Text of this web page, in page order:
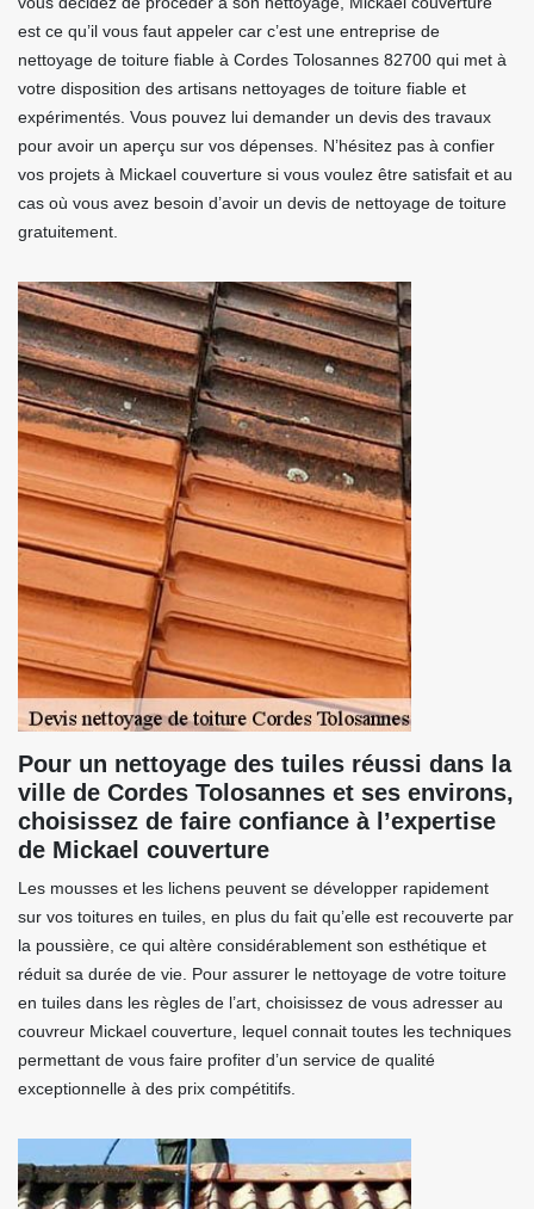
est ce qu’il vous faut appeler car c’est une entreprise de
nettoyage de toiture fiable à Cordes Tolosannes 82700 qui met à
votre disposition des artisans nettoyages de toiture fiable et
expérimentés. Vous pouvez lui demander un devis des travaux
pour avoir un aperçu sur vos dépenses. N’hésitez pas à confier
vos projets à Mickael couverture si vous voulez être satisfait et au
cas où vous avez besoin d’avoir un devis de nettoyage de toiture
gratuitement.
Pour un nettoyage des tuiles réussi dans la
ville de Cordes Tolosannes et ses environs,
choisissez de faire confiance à l’expertise
de Mickael couverture
Les mousses et les lichens peuvent se développer rapidement
sur vos toitures en tuiles, en plus du fait qu’elle est recouverte par
la poussière, ce qui altère considérablement son esthétique et
réduit sa durée de vie. Pour assurer le nettoyage de votre toiture
en tuiles dans les règles de l’art, choisissez de vous adresser au
couvreur Mickael couverture, lequel connait toutes les techniques
permettant de vous faire profiter d’un service de qualité
exceptionnelle à des prix compétitifs.